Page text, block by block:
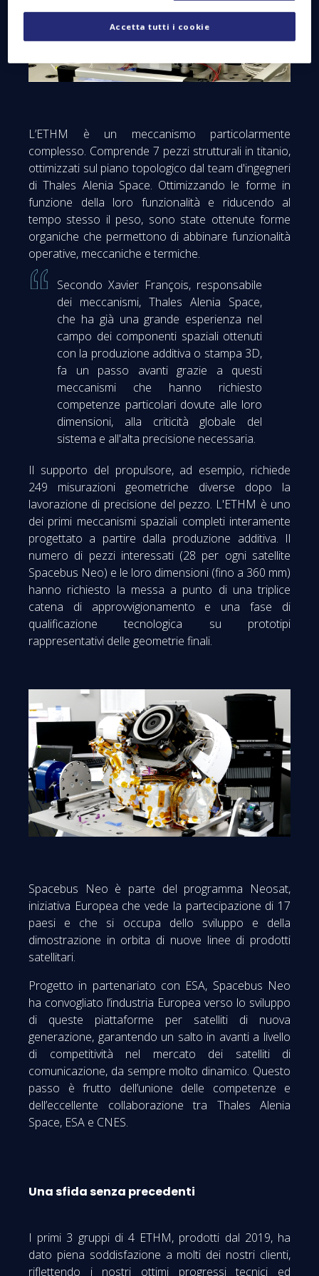
L’ETHM è un meccanismo particolarmente
complesso. Comprende 7 pezzi strutturali in titanio,
ottimizzati sul piano topologico dal team d'ingegneri
di Thales Alenia Space. Ottimizzando le forme in
funzione della loro funzionalità e riducendo al
tempo stesso il peso, sono state ottenute forme
organiche che permettono di abbinare funzionalità
operative, meccaniche e termiche.
Secondo Xavier François, responsabile
dei meccanismi, Thales Alenia Space,
che ha già una grande esperienza nel
campo dei componenti spaziali ottenuti
con la produzione additiva o stampa 3D,
fa un passo avanti grazie a questi
meccanismi che hanno richiesto
competenze particolari dovute alle loro
dimensioni, alla criticità globale del
sistema e all'alta precisione necessaria.
Il supporto del propulsore, ad esempio, richiede
249 misurazioni geometriche diverse dopo la
lavorazione di precisione del pezzo. L'ETHM è uno
dei primi meccanismi spaziali completi interamente
progettato a partire dalla produzione additiva. Il
numero di pezzi interessati (28 per ogni satellite
Spacebus Neo) e le loro dimensioni (fino a 360 mm)
hanno richiesto la messa a punto di una triplice
catena di approvvigionamento e una fase di
qualificazione tecnologica su prototipi
rappresentativi delle geometrie finali.
Spacebus Neo è parte del programma Neosat,
iniziativa Europea che vede la partecipazione di 17
paesi e che si occupa dello sviluppo e della
dimostrazione in orbita di nuove linee di prodotti
satellitari.
Progetto in partenariato con ESA, Spacebus Neo
ha convogliato l’industria Europea verso lo sviluppo
di queste piattaforme per satelliti di nuova
generazione, garantendo un salto in avanti a livello
di competitività nel mercato dei satelliti di
comunicazione, da sempre molto dinamico. Questo
passo è frutto dell’unione delle competenze e
dell’eccellente collaborazione tra Thales Alenia
Space, ESA e CNES.
Una sfida senza precedenti
I primi 3 gruppi di 4 ETHM, prodotti dal 2019, ha
dato piena soddisfazione a molti dei nostri clienti,
riflettendo i nostri ottimi progressi tecnici ed
Accetta tutti i cookie